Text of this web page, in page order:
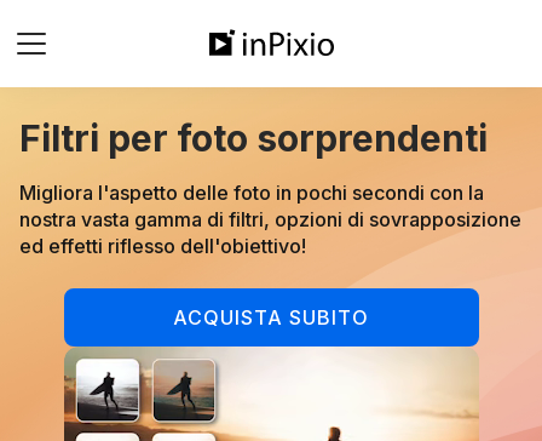
Filtri per foto sorprendenti
Migliora l'aspetto delle foto in pochi secondi con la
nostra vasta gamma di filtri, opzioni di sovrapposizione
ed effetti riflesso dell'obiettivo!
ACQUISTA SUBITO